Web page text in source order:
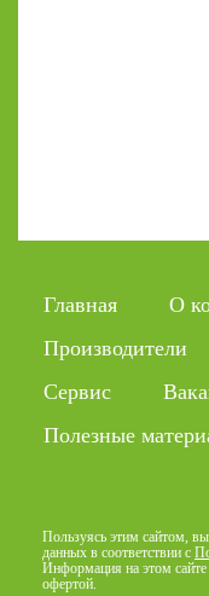
Главная О
Производители
Сервис
Полезные
Пользуясь этим сайтом,
данных в соответствии с
Информация на этом сайте
офертой.